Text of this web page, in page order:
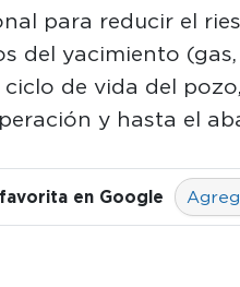
para reducir el
del yacimiento
de vida del
y hasta el
en Google